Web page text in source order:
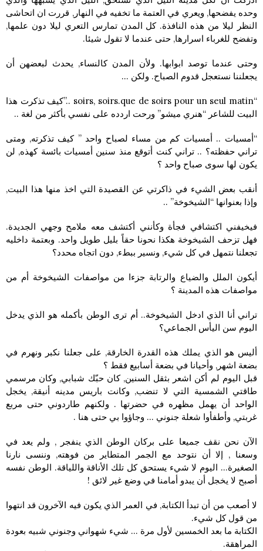
وحده يفضحها, ويعري في العتمة ما تخفيه في النهار, قررت ان اتحاشى
النظر ليلا من هذه النافذة. كل المدن تمارس التعري ليلا دون علمها,
وتفضح للغرباء اسرارها, حتى عندما لا تقول شيئا.
وحتى عندما توصد ابوابها. ولأن المدن كالنساء, يحدث لبعضهن أن
يجعلننا نستعجل قدوم الصباح. ولكن …
“soirs, soirs.que de soirs pour un seul matin ..”كيف تذكرت هذا
البيت للشاعر “هنري ميشو” ورحت اردده على نفسي بأكثر من لغة ..
“أمسيات .. أمسيات كم من مساء لصباح واحد ” كيف تذكرته, ومتى
تراني حفظته؟ .. تراني كنت أتوقع منذ سنين أمسيات بائسة كهذه, لن
يكون لها سوى صباح واحد ؟
أنقب بعض الشيء في ذاكرتي عن القصيدة التي اخذ منها هذا البيت,
وإذا بعنوانها “الشيخوخة” ..
فيخيفني اكتشافي فجأة وكأنني أكتشف معه ملامح وجهي الجديدة.
فهل تزحف الشيخوخة هكذا نحونا حقاً بليل طويل واحد. وبعتمة داخليه
تجعلنا نتمهل في كل شيء, ونسير ببطء, دون اتجاه محدد؟
أيكون الملل والضياع والرتابة جزءا من مواصفات الشيخوخة أم من
مواصفات هذه المدينة ؟
تراني أنا الذي ادخل الشيخوخة.. أم ترى الوطن بأكمله هو الذي يدخل
اليوم سن اليأس الجماعي؟
أليس هو الذي يملك هذه القدرة الخارقة, على جعلنا نكبر ونهرم في
بضعة اشهر, وأحيانا في بضعة أسابيع فقط ؟
قبل اليوم لم أكن اشعر بثقل السنين, كان حبّك شبابي, وكان مرسمي
طاقتي الشمسية التي لا تنضب, وكانت باريس مدينه أنيقة, يخجل
الواحد أن يهمل مظهره في حضرتها . ولكنهم طاردوني حتى مربع
غربتي, وأطفأوا شعلة جنوني … وجاؤوا بي حتى هنا .
الآن نحن نقف جميعا على بركان الوطن الذي ينفجر , ولم يعد في
وسعنا , إلا أن نتوحد مع الجمر المتطاير من فوهته, وننسى نارنا
الصغيرة… اليوم لا شيء يستحق كل تلك الأناقة واللياقة. الوطن نفسه
أصبح لا يخجل أن يبدو أمامنا في وضع غير لائق !
لا أصعب من أن تبدأ الكتابة, في العمر الذي يكون فيه الآخرون قد انتهوا
من قول كل شيء.
الكتابة ما بعد الخمسين لأول مرة … شيء شهواني وجنوني شبيه بعودة
المراهقة.